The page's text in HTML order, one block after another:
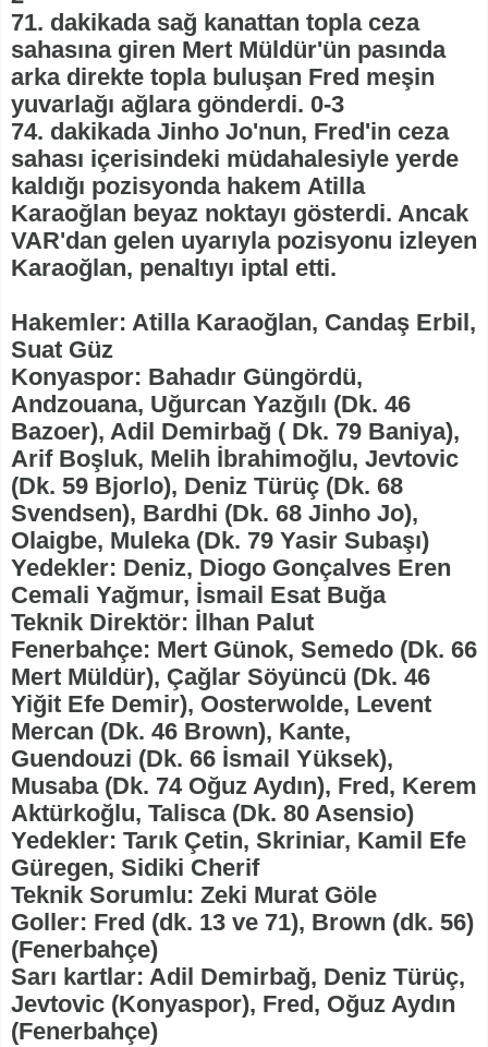
71. dakikada sağ kanattan topla ceza
sahasına giren Mert Müldür'ün pasında
arka direkte topla buluşan Fred meşin
yuvarlağı ağlara gönderdi. 0-3
74. dakikada Jinho Jo'nun, Fred'in ceza
sahası içerisindeki müdahalesiyle yerde
kaldığı pozisyonda hakem Atilla
Karaoğlan beyaz noktayı gösterdi. Ancak
VAR'dan gelen uyarıyla pozisyonu izleyen
Karaoğlan, penaltıyı iptal etti.
Hakemler: Atilla Karaoğlan, Candaş Erbil,
Suat Güz
Konyaspor: Bahadır Güngördü,
Andzouana, Uğurcan Yazğılı (Dk. 46
Bazoer), Adil Demirbağ ( Dk. 79 Baniya),
Arif Boşluk, Melih İbrahimoğlu, Jevtovic
(Dk. 59 Bjorlo), Deniz Türüç (Dk. 68
Svendsen), Bardhi (Dk. 68 Jinho Jo),
Olaigbe, Muleka (Dk. 79 Yasir Subaşı)
Yedekler: Deniz, Diogo Gonçalves Eren
Cemali Yağmur, İsmail Esat Buğa
Teknik Direktör: İlhan Palut
Fenerbahçe: Mert Günok, Semedo (Dk. 66
Mert Müldür), Çağlar Söyüncü (Dk. 46
Yiğit Efe Demir), Oosterwolde, Levent
Mercan (Dk. 46 Brown), Kante,
Guendouzi (Dk. 66 İsmail Yüksek),
Musaba (Dk. 74 Oğuz Aydın), Fred, Kerem
Aktürkoğlu, Talisca (Dk. 80 Asensio)
Yedekler: Tarık Çetin, Skriniar, Kamil Efe
Güregen, Sidiki Cherif
Teknik Sorumlu: Zeki Murat Göle
Goller: Fred (dk. 13 ve 71), Brown (dk. 56)
(Fenerbahçe)
Sarı kartlar: Adil Demirbağ, Deniz Türüç,
Jevtovic (Konyaspor), Fred, Oğuz Aydın
(Fenerbahçe)